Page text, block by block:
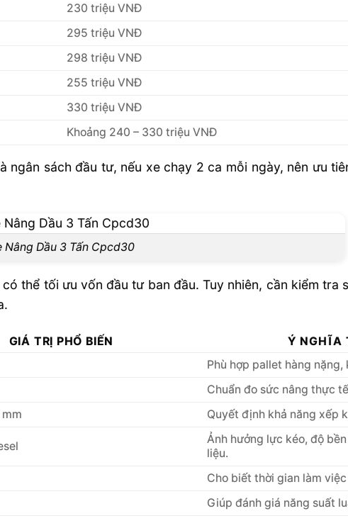
230 triệu VNĐ
295 triệu VNĐ
298 triệu VNĐ
255 triệu VNĐ
330 triệu VNĐ
Khoảng 240 – 330 triệu VNĐ
sách đầu tư, nếu xe chạy 2 ca mỗi ngày, nên ưu
Nâng Dầu 3 Tấn Cpcd30
thể tối ưu vốn đầu tư ban đầu. Tuy nhiên, cần kiểm tra
GIÁ TRỊ PHỔ BIẾN
Ý NGHĨA
Phù hợp pallet hàng
Chuẩn đo sức nâng thực
Quyết định khả năng xếp
Ảnh hưởng lực kéo, độ
liệu.
Cho biết thời gian làm
Giúp đánh giá năng suất